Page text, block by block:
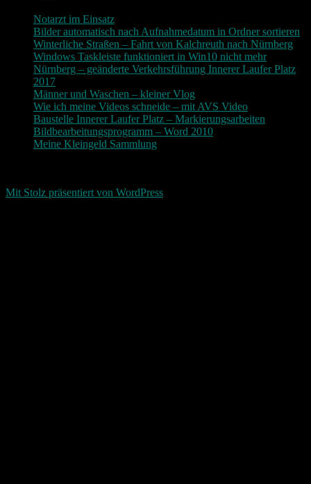
Notarzt im Einsatz
Bilder automatisch nach Aufnahmedatum in Ordner sortieren
Winterliche Straßen – Fahrt von Kalchreuth nach Nürnberg
Windows Taskleiste funktioniert in Win10 nicht mehr
Nürnberg – geänderte Verkehrsführung Innerer Laufer Platz
2017
Männer und Waschen – kleiner Vlog
Wie ich meine Videos schneide – mit AVS Video
Baustelle Innerer Laufer Platz – Markierungsarbeiten
Bildbearbeitungsprogramm – Word 2010
Meine Kleingeld Sammlung
Mit Stolz präsentiert von WordPress